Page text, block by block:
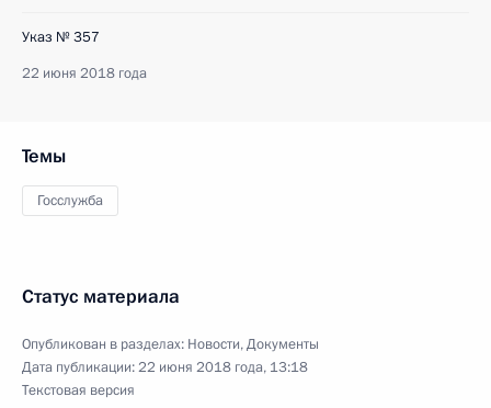
Указ № 357
22 июня 2018 года
Темы
Госслужба
Статус материала
Опубликован в разделах: Новости,Документы
Дата публикации:22 июня 2018 года, 13:18
Текстовая версия